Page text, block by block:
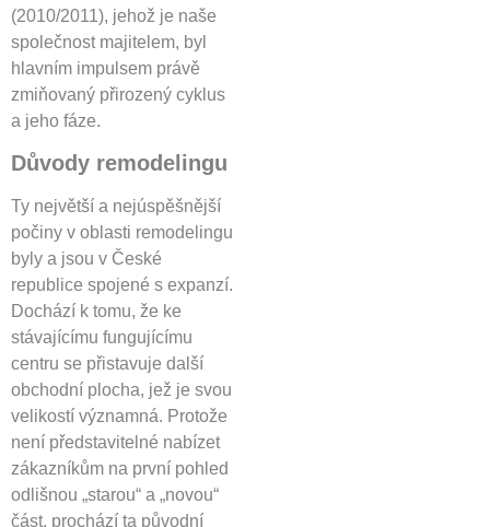
(2010/2011), jehož je naše
společnost majitelem, byl
hlavním impulsem právě
zmiňovaný přirozený cyklus
a jeho fáze.
Důvody remodelingu
Ty největší a nejúspěšnější
počiny v oblasti remodelingu
byly a jsou v České
republice spojené s expanzí.
Dochází k tomu, že ke
stávajícímu fungujícímu
centru se přistavuje další
obchodní plocha, jež je svou
velikostí významná. Protože
není představitelné nabízet
zákazníkům na první pohled
odlišnou „starou“ a „novou“
část, prochází ta původní